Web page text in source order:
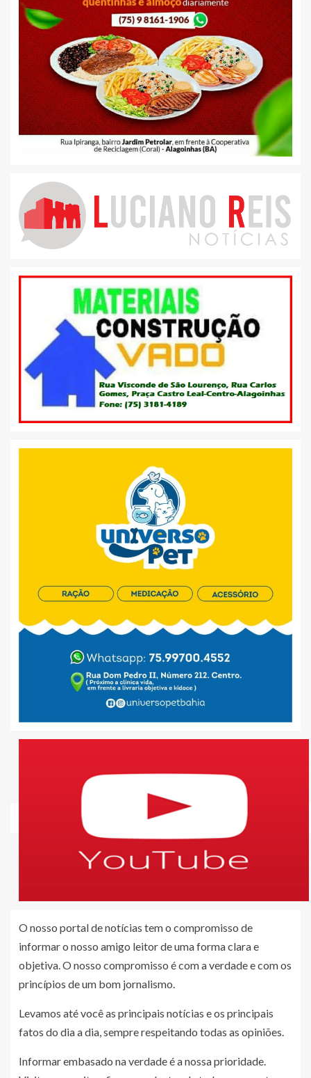
O nosso portal de notícias tem o compromisso de
informar o nosso amigo leitor de uma forma clara e
objetiva. O nosso compromisso é com a verdade e com os
princípios de um bom jornalismo.
Levamos até você as principais notícias e os principais
fatos do dia a dia, sempre respeitando todas as opiniões.
Informar embasado na verdade é a nossa prioridade.